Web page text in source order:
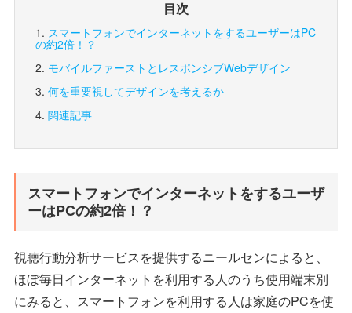
目次
スマートフォンでインターネットをするユーザーはPC
の約2倍！？
モバイルファーストとレスポンシブWebデザイン
何を重要視してデザインを考えるか
関連記事
スマートフォンでインターネットをするユーザ
ーはPCの約2倍！？
視聴行動分析サービスを提供するニールセンによると、
ほぼ毎日インターネットを利用する人のうち使用端末別
にみると、スマートフォンを利用する人は家庭のPCを使